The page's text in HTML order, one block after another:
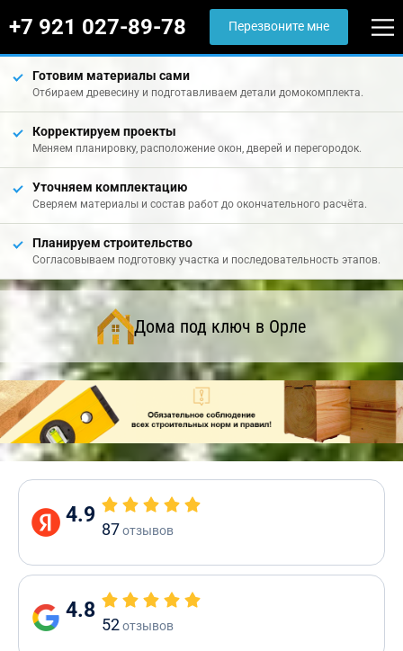
+7 921 027-89-78 Перезвоните мне
Готовим материалы сами
Отбираем древесину и подготавливаем детали домокомплекта.
Корректируем проекты
Меняем планировку, расположение окон, дверей и перегородок.
Уточняем комплектацию
Сверяем материалы и состав работ до окончательного расчёта.
Планируем строительство
Согласовываем подготовку участка и последовательность этапов.
Дома под ключ в Орле
4.9
87отзывов
4.8
52отзывов